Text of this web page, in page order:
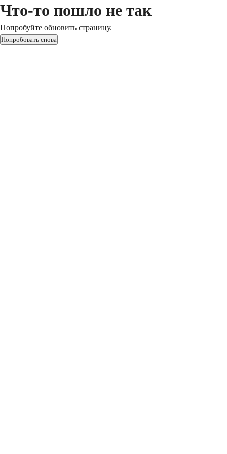
Что-то пошло не так
Попробуйте обновить страницу.
Попробовать снова